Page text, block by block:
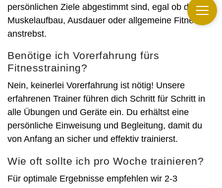
persönlichen Ziele abgestimmt sind, egal ob du
Muskelaufbau, Ausdauer oder allgemeine Fitness
anstrebst.
Benötige ich Vorerfahrung fürs
Fitnesstraining?
Nein, keinerlei Vorerfahrung ist nötig! Unsere
erfahrenen Trainer führen dich Schritt für Schritt in
alle Übungen und Geräte ein. Du erhältst eine
persönliche Einweisung und Begleitung, damit du
von Anfang an sicher und effektiv trainierst.
Wie oft sollte ich pro Woche trainieren?
Für optimale Ergebnisse empfehlen wir 2-3